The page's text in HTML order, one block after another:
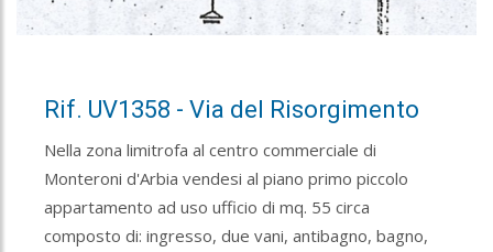
Rif. UV1358 - Via del Risorgimento
Nella zona limitrofa al centro commerciale di
Monteroni d'Arbia vendesi al piano primo piccolo
appartamento ad uso ufficio di mq. 55 circa
composto di: ingresso, due vani, antibagno, bagno,